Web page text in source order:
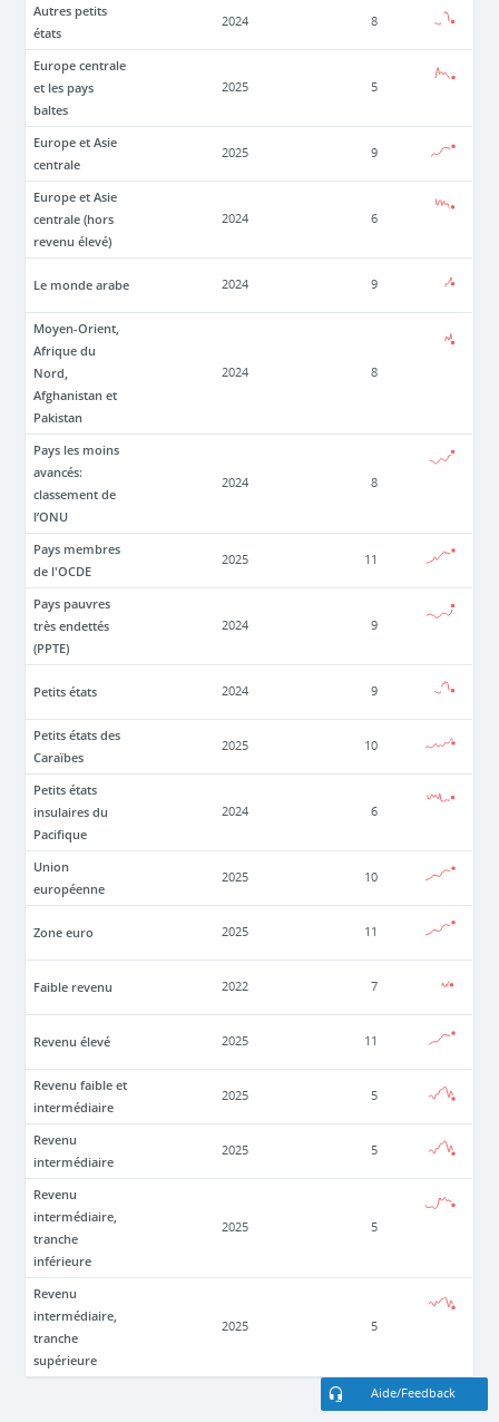
Autres petits
états
2024 8
Europe centrale
et les pays
baltes
2025 5
Europe et Asie
centrale
2025 9
Europe et Asie
centrale (hors
revenu élevé)
2024 6
Le monde arabe 2024 9
Moyen-Orient,
Afrique du
Nord,
Afghanistan et
Pakistan
2024 8
Pays les moins
avancés:
classement de
l’ONU
2024 8
Pays membres
de l'OCDE
2025 11
Pays pauvres
très endettés
(PPTE)
2024 9
Petits états 2024 9
Petits états des
Caraïbes
2025 10
Petits états
insulaires du
Pacifique
2024 6
Union
européenne
2025 10
Zone euro 2025 11
Faible revenu 2022 7
Revenu élevé 2025 11
Revenu faible et
intermédiaire
2025 5
Revenu
intermédiaire
2025 5
Revenu
intermédiaire,
tranche
inférieure
2025 5
Revenu
intermédiaire,
tranche
supérieure
2025 5
Aide/Feedback